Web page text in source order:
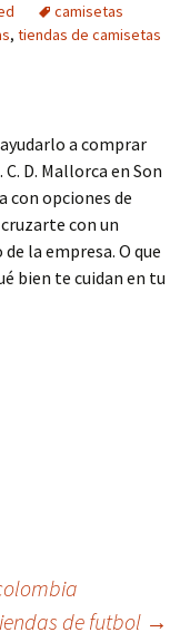
camisetas
, tiendas de camisetas
a comprar
D. Mallorca en Son
con opciones de
cruzarte con un
la empresa. O que
bien te cuidan en tu
de futbol →